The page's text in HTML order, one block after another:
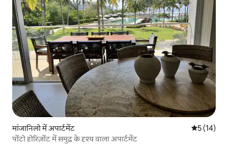
मांजानिलो में अपार्टमेंट औसत रेटिंग
5 (14)
पोंटो होरिज़ोंट में समुद्र के दृश्य वाला अपार्टमेंट